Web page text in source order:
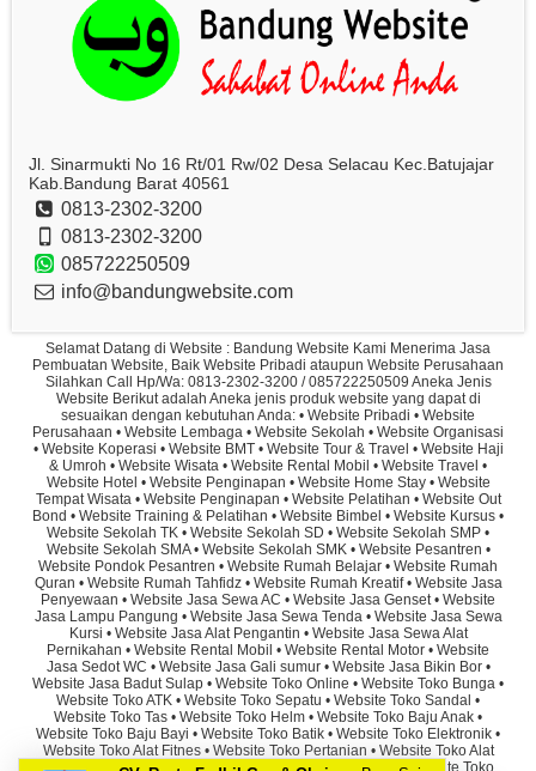
Jl. Sinarmukti No 16 Rt/01 Rw/02 Desa Selacau Kec.Batujajar
Kab.Bandung Barat 40561
0813-2302-3200
0813-2302-3200
085722250509
info@bandungwebsite.com
Selamat Datang di Website : Bandung Website Kami Menerima Jasa
Pembuatan Website, Baik Website Pribadi ataupun Website Perusahaan
Silahkan Call Hp/Wa: 0813-2302-3200 / 085722250509 Aneka Jenis
Website Berikut adalah Aneka jenis produk website yang dapat di
sesuaikan dengan kebutuhan Anda: • Website Pribadi • Website
Perusahaan • Website Lembaga • Website Sekolah • Website Organisasi
• Website Koperasi • Website BMT • Website Tour & Travel • Website Haji
& Umroh • Website Wisata • Website Rental Mobil • Website Travel •
Website Hotel • Website Penginapan • Website Home Stay • Website
Tempat Wisata • Website Penginapan • Website Pelatihan • Website Out
Bond • Website Training & Pelatihan • Website Bimbel • Website Kursus •
Website Sekolah TK • Website Sekolah SD • Website Sekolah SMP •
Website Sekolah SMA • Website Sekolah SMK • Website Pesantren •
Website Pondok Pesantren • Website Rumah Belajar • Website Rumah
Quran • Website Rumah Tahfidz • Website Rumah Kreatif • Website Jasa
Penyewaan • Website Jasa Sewa AC • Website Jasa Genset • Website
Jasa Lampu Pangung • Website Jasa Sewa Tenda • Website Jasa Sewa
Kursi • Website Jasa Alat Pengantin • Website Jasa Sewa Alat
Pernikahan • Website Rental Mobil • Website Rental Motor • Website
Jasa Sedot WC • Website Jasa Gali sumur • Website Jasa Bikin Bor •
Website Jasa Badut Sulap • Website Toko Online • Website Toko Bunga •
Website Toko ATK • Website Toko Sepatu • Website Toko Sandal •
Website Toko Tas • Website Toko Helm • Website Toko Baju Anak •
Website Toko Baju Bayi • Website Toko Batik • Website Toko Elektronik •
Website Toko Alat Fitnes • Website Toko Pertanian • Website Toko Alat
Peternakan • Website Toko Pupuk • Website Toko Besi • Website Toko